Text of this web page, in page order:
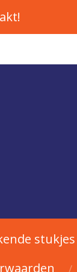
stukjes